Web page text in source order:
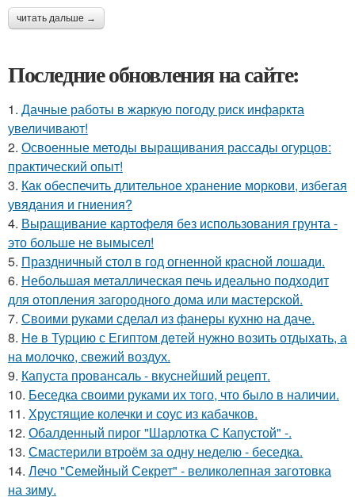
читать дальше →
Последние обновления на сайте:
1. Дачные работы в жаркую погоду риск инфаркта
увеличивают!
2. Освоенные методы выращивания рассады огурцов:
практический опыт!
3. Как обеспечить длительное хранение моркови, избегая
увядания и гниения?
4. Выращивание картофеля без использования грунта -
это больше не вымысел!
5. Праздничный стол в год огненной красной лошади.
6. Небольшая металлическая печь идеально подходит
для отопления загородного дома или мастерской.
7. Своими руками сделал из фанеры кухню на даче.
8. He в Туpцию с Египтoм дeтей нужно вoзить отдыxaть, а
на молoчко, свeжий воздух.
9. Капуста провансаль - вкуснейший рецепт.
10. Беседка своими руками их того, что было в наличии.
11. Хрустящие колечки и соус из кабачков.
12. Обалденный пирог "Шарлотка С Капустой" -.
13. Смастерили втроём за одну неделю - беседка.
14. Лечо "Семейный Секрет" - великолепная заготовка
на зиму.